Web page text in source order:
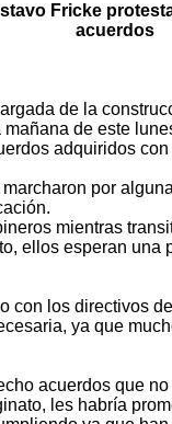
Fricke
acuerdos
de la
de este
adquiridos con
por
mientras
ellos esperan una
con los directivos
ya que
acuerdos que
les habría